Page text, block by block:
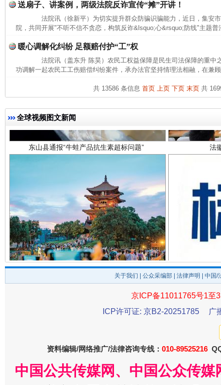
送扇子、讲案例，两级法院反诈宣传“摊”开讲！
法院讯（徐新平）为切实提升群众防骗识骗能力，近日，集安
院，共同开展"不听不信不贪恋，构筑反诈&lsquo;心&rsquo;防线"主题
暖心调解化纠纷 足额赔付护“工”权
法院讯（盖东升 陈昊）农民工权益保障是民生司法保障的重中
功调解一起农民工工伤赔偿纠纷案件，承办法官坚持情理法相融，在兼
共 13586 条信息 首页 上页 下页 末页共
全球视频图文新闻
东山县通报“牛蛙产品抗生素超标问题”
千年窑火 生生不息
关于我们 公众采编部 法律声明 | 中国
京ICP备11011765号1至
ICP许可证: 京B2-20251785
广
资料编辑/网络推广/法律咨询专线： 010-89525216
中国公共传媒网、中国公众传